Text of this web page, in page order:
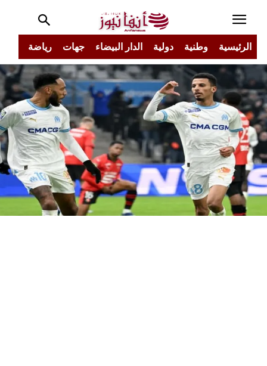
الرئيسية وطنية دولية الدار البيضاء جهات رياضة